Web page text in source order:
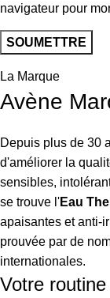
navigateur pour
La Marque
Avène
Depuis plus de 30
d'améliorer la
sensibles,
se trouve l'Eau
apaisantes et anti-
prouvée par de
internationales.
Votre